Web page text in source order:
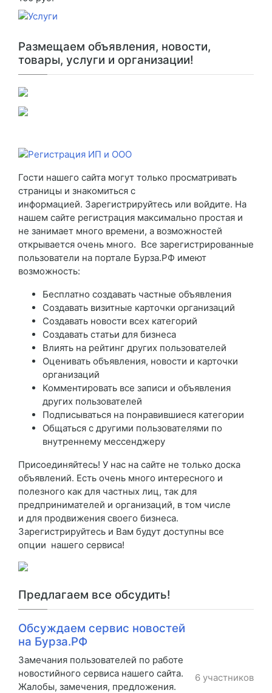
Размещаем объявления, новости,
товары, услуги и организации!
Гости нашего сайта могут только просматривать
страницы и знакомиться с
информацией. Зарегистрируйтесь или войдите. На
нашем сайте регистрация максимально простая и
не занимает много времени, а возможностей
открывается очень много. Все зарегистрированные
пользователи на портале Бурза.РФ имеют
возможность:
Бесплатно создавать частные объявления
Создавать визитные карточки организаций
Создавать новости всех категорий
Создавать статьи для бизнеса
Влиять на рейтинг других пользователей
Оценивать объявления, новости и карточки
организаций
Комментировать все записи и объявления
других пользователей
Подписываться на понравившиеся категории
Общаться с другими пользователями по
внутреннему мессенджеру
Присоединяйтесь! У нас на сайте не только доска
объявлений. Есть очень много интересного и
полезного как для частных лиц, так для
предпринимателей и организаций, в том числе
и для продвижения своего бизнеса.
Зарегистрируйтесь и Вам будут доступны все
опции нашего сервиса!
Предлагаем все обсудить!
Обсуждаем сервис новостей
на Бурза.РФ
Замечания пользователей по работе
новостийного сервиса нашего сайта.
Жалобы, замечения, предложения.
6 участников